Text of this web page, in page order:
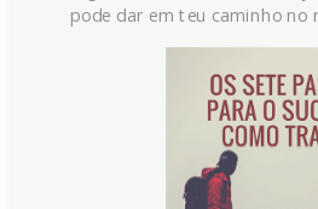
BBH
Analistas destacam que o NZD
concretizar o corte de 25
pelo mercado, mantendo tom
inflação. Traders ajustaram
vantagens em carry trades,
pode dar em teu caminho no